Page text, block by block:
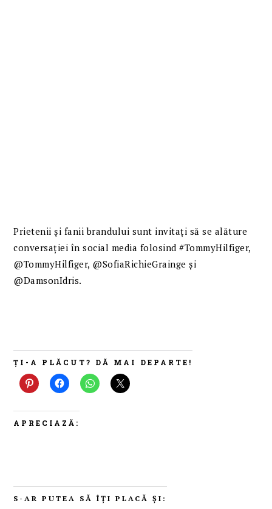
Prietenii și fanii brandului sunt invitați să se alăture
conversației în social media folosind #TommyHilfiger,
@TommyHilfiger, @SofiaRichieGrainge și
@DamsonIdris.
ȚI-A PLĂCUT? DĂ MAI DEPARTE!
APRECIAZĂ:
S-AR PUTEA SĂ ÎȚI PLACĂ ȘI: